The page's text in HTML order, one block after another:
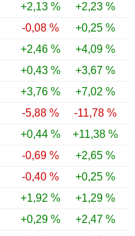
+2,13 % +2,23 %
-0,08 % +0,25 %
+2,46 % +4,09 %
+0,43 % +3,67 %
+3,76 % +7,02 %
-5,88 % -11,78 %
+0,44 % +11,38 %
-0,69 % +2,65 %
-0,40 % +0,25 %
+1,92 % +1,29 %
+0,29 % +2,47 %